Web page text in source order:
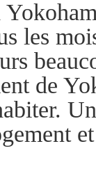
les
de